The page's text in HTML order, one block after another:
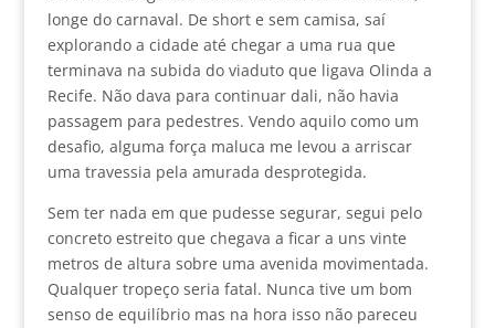
longe do carnaval. De short e sem camisa, saí
explorando a cidade até chegar a uma rua que
terminava na subida do viaduto que ligava Olinda a
Recife. Não dava para continuar dali, não havia
passagem para pedestres. Vendo aquilo como um
desafio, alguma força maluca me levou a arriscar
uma travessia pela amurada desprotegida.
Sem ter nada em que pudesse segurar, segui pelo
concreto estreito que chegava a ficar a uns vinte
metros de altura sobre uma avenida movimentada.
Qualquer tropeço seria fatal. Nunca tive um bom
senso de equilíbrio mas na hora isso não pareceu